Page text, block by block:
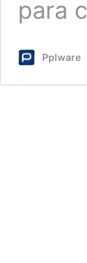
para
Pplware